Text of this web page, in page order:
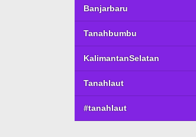
Banjarbaru
Tanahbumbu
KalimantanSelatan
Tanahlaut
#tanahlaut